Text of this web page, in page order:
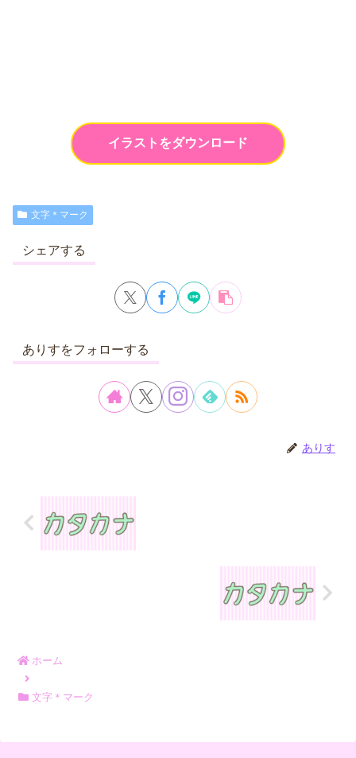
イラストをダウンロード
文字＊マーク
シェアする
ありすをフォローする
ありす
ホーム
文字＊マーク